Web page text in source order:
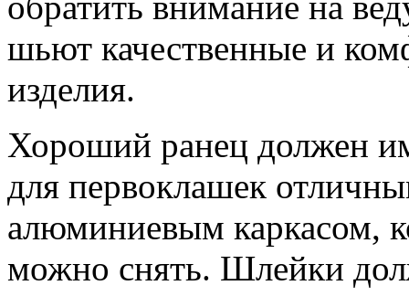
шьют качественные и
изделия.
Хороший ранец должен
для первоклашек
алюминиевым каркасом,
можно снять. Шлейки